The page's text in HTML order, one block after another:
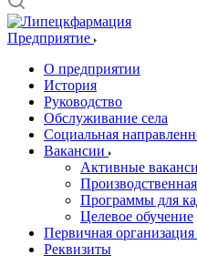
Предприятие
О предприятии
История
Руководство
Обслуживание села
Социальная
Вакансии
Активные
Программы для
Целевое обучение
Первичная
Реквизиты